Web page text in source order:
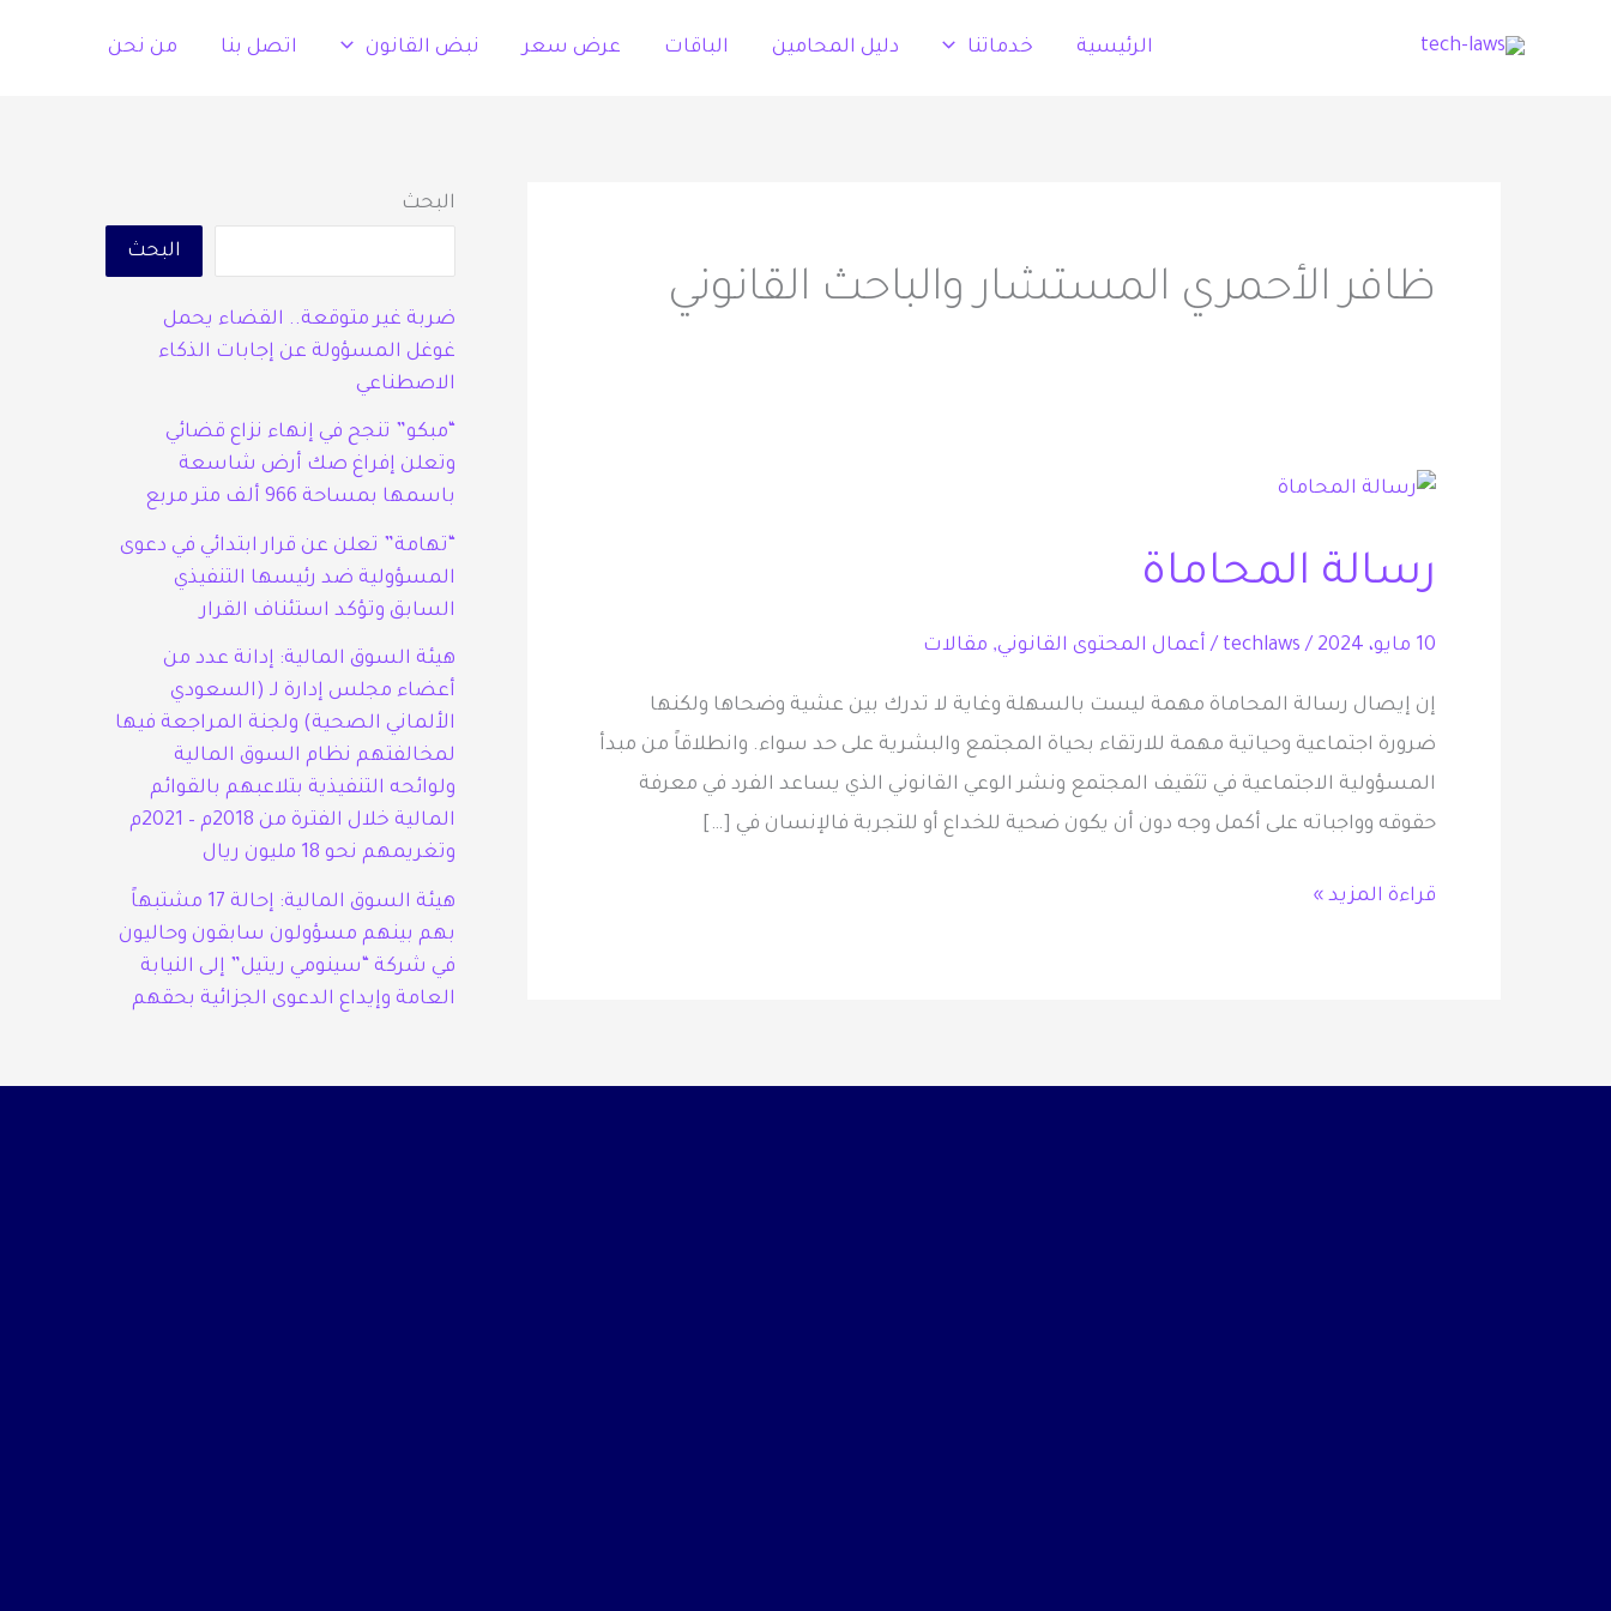
الرئيسية خدماتنا دليل المحامين الباقات عرض سعر نبض القانون اتصل بنا من نحن
ظافر الأحمري المستشار والباحث القانوني
رسالة المحاماة
10 مايو، 2024 /
techlaws
/ أعمال المحتوى القانوني, مقالات
إن إيصال رسالة المحاماة مهمة ليست بالسهلة وغاية لا تدرك بين عشية وضحاها ولكنها
ضرورة اجتماعية وحياتية مهمة للارتقاء بحياة المجتمع والبشرية على حد سواء. وانطلاقاً من مبدأ
المسؤولية الاجتماعية في تثقيف المجتمع ونشر الوعي القانوني الذي يساعد الفرد في معرفة
حقوقه وواجباته على أكمل وجه دون أن يكون ضحية للخداع أو للتجربة فالإنسان في […]
رسالة
قراءة المزيد »
البحث
البحث
ضربة غير متوقعة.. القضاء يحمل
غوغل المسؤولة عن إجابات الذكاء
الاصطناعي
“مبكو” تنجح في إنهاء نزاع قضائي
وتعلن إفراغ صك أرض شاسعة
باسمها بمساحة 966 ألف متر مربع
“تهامة” تعلن عن قرار ابتدائي في دعوى
المسؤولية ضد رئيسها التنفيذي
السابق وتؤكد استئناف القرار
هيئة السوق المالية: إدانة عدد من
أعضاء مجلس إدارة لـ (السعودي
الألماني الصحية) ولجنة المراجعة فيها
لمخالفتهم نظام السوق المالية
ولوائحه التنفيذية بتلاعبهم بالقوائم
المالية خلال الفترة من 2018م – 2021م
وتغريمهم نحو 18 مليون ريال
هيئة السوق المالية: إحالة 17 مشتبهاً
بهم بينهم مسؤولون سابقون وحاليون
في شركة “سينومي ريتيل” إلى النيابة
العامة وإيداع الدعوى الجزائية بحقهم